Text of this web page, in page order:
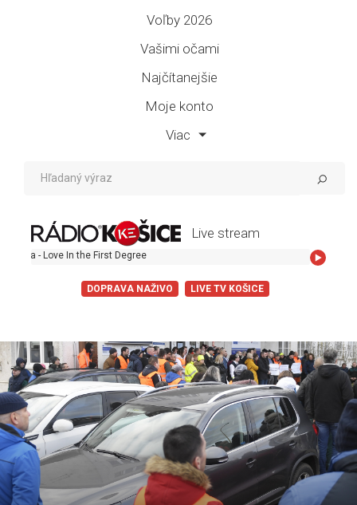
Voľby 2026
Vašimi očami
Najčítanejšie
Moje konto
Viac
Live stream
Love In the First Degree
DOPRAVA NAŽIVO LIVE TV KOŠICE